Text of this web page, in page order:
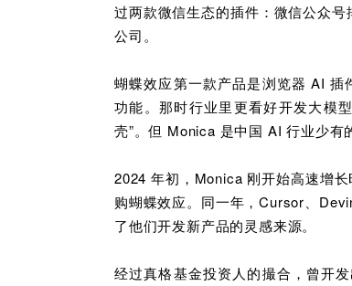
过两款微信生态的插件：微信公众号
公司。
蝴蝶效应第一款产品是浏览器 AI
功能。那时行业里更看好开发大模
壳”。但 Monica 是中国 AI 行业少有
2024 年初，Monica 刚开始高速增
购蝴蝶效应。同一年，Cursor、
了他们开发新产品的灵感来源。
经过真格基金投资人的撮合，曾开